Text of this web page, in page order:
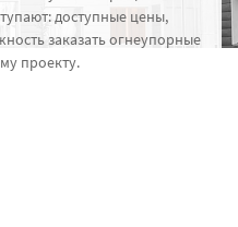
доступные цены,
заказать огнеупорные
проекту.